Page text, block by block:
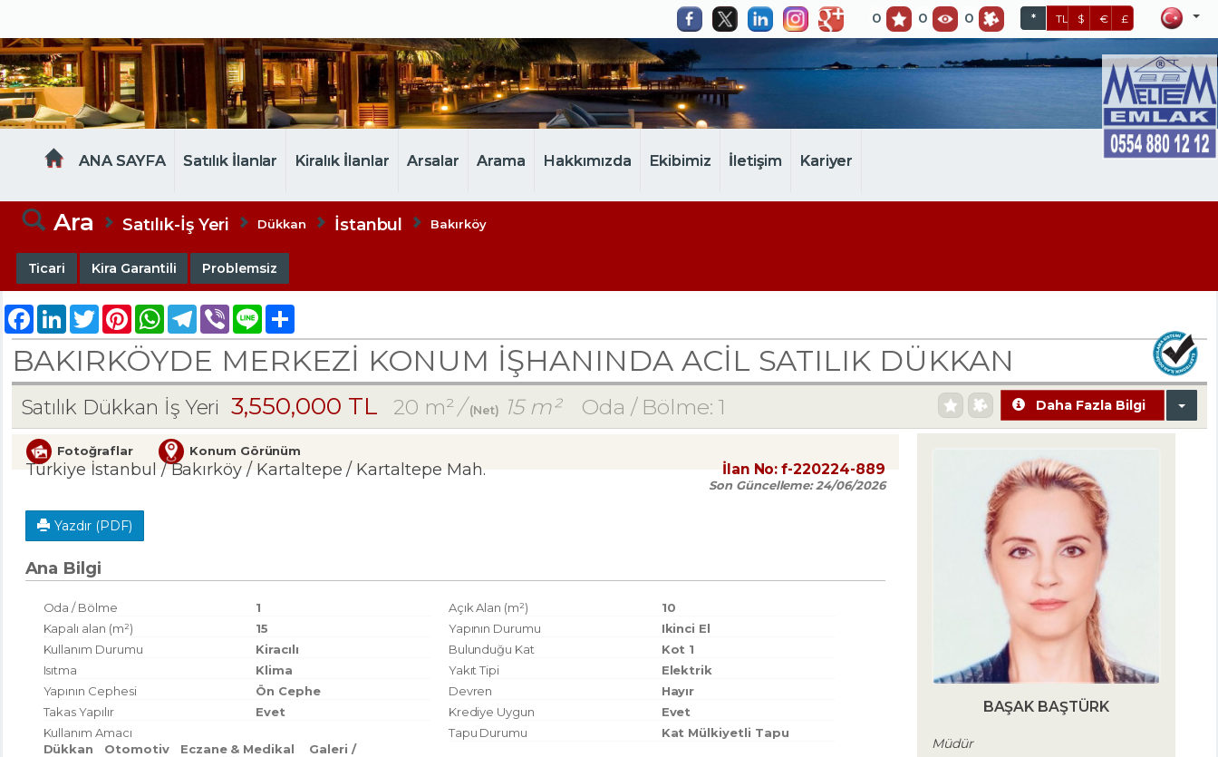
0 0 0 * TL $ € £
ANA SAYFA Satılık İlanlar Kiralık İlanlar Arsalar Arama Hakkımızda Ekibimiz İletişim Kariyer
Ara Satılık-İş Yeri Dükkan İstanbul Bakırköy
Ticari Kira Garantili Problemsiz
Facebook
LinkedInTwitterPinterestWhatsAppTelegram
Viber Line Share
BAKIRKÖYDE MERKEZİ KONUM İŞHANINDA ACİL SATILIK DÜKKAN
Satılık Dükkan İş Yeri 3,550,000 TL 20 m²/(Net) 15 m² Oda / Bölme: 1 Daha Fazla Bilgi
Fotoğraflar Konum Görünüm
Türkiye İstanbul / Bakırköy / Kartaltepe / Kartaltepe Mah. İlan No:f-220224-889
Son Güncelleme:24/06/2026
Yazdır (PDF)
Ana Bilgi
Oda / Bölme 1 Açık Alan (m²)
10
Kapalı alan (m²)
15 Yapının Durumu
Ikinci El
Kullanım Durumu
Kiracılı Bulunduğu Kat
Kot 1
Isıtma
Klima Yakıt Tipi
Elektrik
Yapının Cephesi
Ön Cephe Devren
Hayır
Takas Yapılır
Evet Krediye Uygun
Evet
Kullanım Amacı
Dükkan
Otomotiv Eczane & Medikal
Galeri /
Tapu Durumu Kat Mülkiyetli Tapu
BAŞAK BAŞTÜRK
Müdür